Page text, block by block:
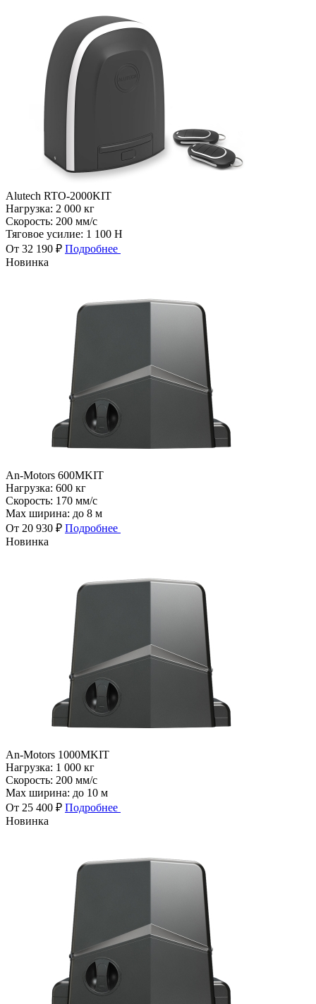
Alutech RTO-2000KIT
Нагрузка: 2 000 кг
Скорость: 200 мм/с
Тяговое усилие: 1 100 Н
От 32 190 ₽ Подробнее
Новинка
An-Motors 600MKIT
Нагрузка: 600 кг
Скорость: 170 мм/с
Max ширина: до 8 м
От 20 930 ₽ Подробнее
Новинка
An-Motors 1000MKIT
Нагрузка: 1 000 кг
Скорость: 200 мм/с
Max ширина: до 10 м
От 25 400 ₽ Подробнее
Новинка